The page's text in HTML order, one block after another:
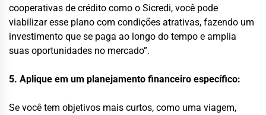
cooperativas de crédito como o Sicredi, você pode
viabilizar esse plano com condições atrativas, fazendo um
investimento que se paga ao longo do tempo e amplia
suas oportunidades no mercado”.
5. Aplique em um planejamento financeiro específico:
Se você tem objetivos mais curtos, como uma viagem,